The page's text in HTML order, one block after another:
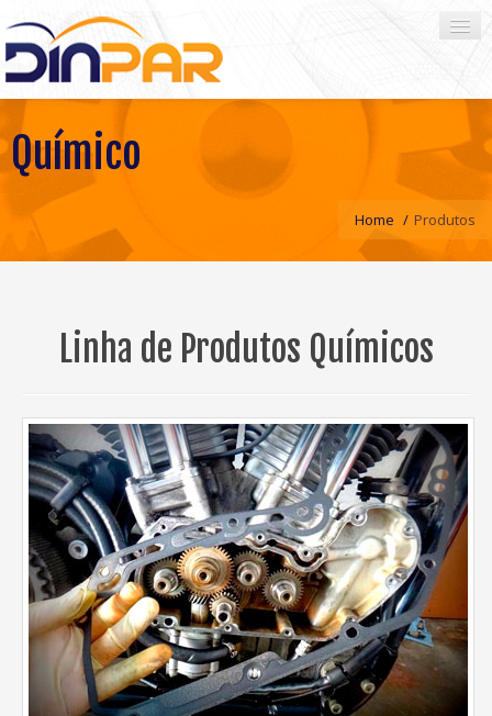
EMPRESA
PRODUTOS
CONTATO
Químico
Home / Produtos
Linha de Produtos Químicos